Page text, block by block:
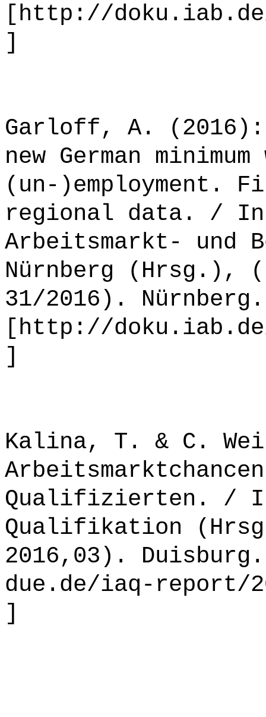
[http://
]
Garloff, A.
new German minimum
(un-)employment.
regional data. /
Arbeitsmarkt- und
Nürnberg (Hrsg.),
31/2016). Nürnberg.
[http://
]
Kalina, T. & C.
Qualifizierten. /
Qualifikation
2016,03).
due.de/iaq-report/
]